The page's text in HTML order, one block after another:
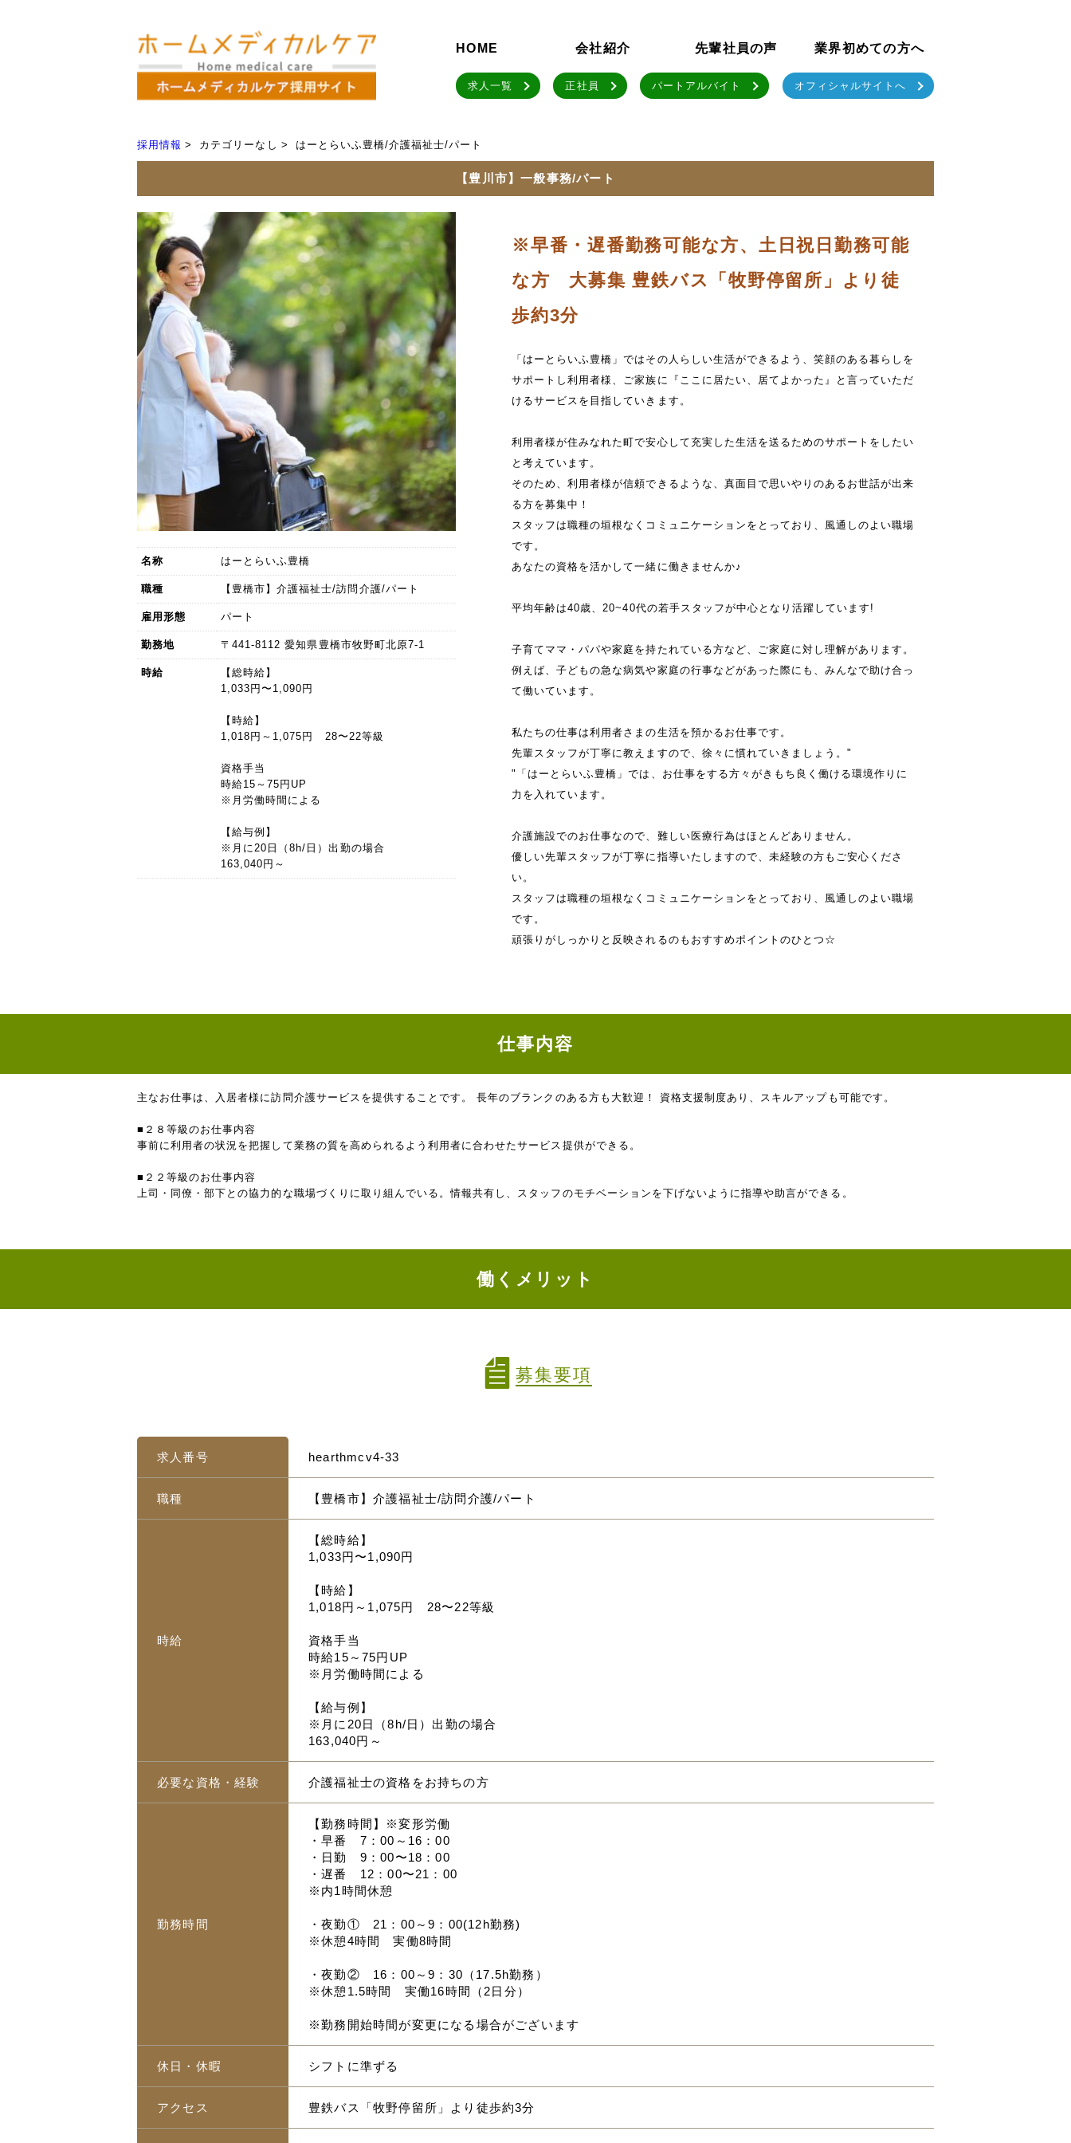
HOME 会社紹介 先輩社員の声 業界初めての方へ
求人一覧 正社員 パートアルバイト オフィシャルサイトへ
採用情報 カテゴリーなし はーとらいふ豊橋/介護福祉士/パート
【豊川市】一般事務/パート
名称 はーとらいふ豊橋
職種 【豊橋市】介護福祉士/訪問介護/パート
雇用形態 パート
勤務地 〒441-8112 愛知県豊橋市牧野町北原7-1
時給
【総時給】
1,033円〜1,090円
【時給】
1,018円～1,075円 28〜22等級
資格手当
時給15～75円UP
※月労働時間による
【給与例】
※月に20日（8h/日）出勤の場合
163,040円～
※早番・遅番勤務可能な方、土日祝日勤務可能
な方 大募集 豊鉄バス「牧野停留所」より徒
歩約3分
「はーとらいふ豊橋」ではその人らしい生活ができるよう、笑顔のある暮らしを
サポートし利用者様、ご家族に『ここに居たい、居てよかった』と言っていただ
けるサービスを目指していきます。
利用者様が住みなれた町で安心して充実した生活を送るためのサポートをしたい
と考えています。
そのため、利用者様が信頼できるような、真面目で思いやりのあるお世話が出来
る方を募集中！
スタッフは職種の垣根なくコミュニケーションをとっており、風通しのよい職場
です。
あなたの資格を活かして一緒に働きませんか♪
平均年齢は40歳、20~40代の若手スタッフが中心となり活躍しています!
子育てママ・パパや家庭を持たれている方など、ご家庭に対し理解があります。
例えば、子どもの急な病気や家庭の行事などがあった際にも、みんなで助け合っ
て働いています。
私たちの仕事は利用者さまの生活を預かるお仕事です。
先輩スタッフが丁寧に教えますので、徐々に慣れていきましょう。"
"「はーとらいふ豊橋」では、お仕事をする方々がきもち良く働ける環境作りに
力を入れています。
介護施設でのお仕事なので、難しい医療行為はほとんどありません。
優しい先輩スタッフが丁寧に指導いたしますので、未経験の方もご安心くださ
い。
スタッフは職種の垣根なくコミュニケーションをとっており、風通しのよい職場
です。
頑張りがしっかりと反映されるのもおすすめポイントのひとつ☆
仕事内容
主なお仕事は、入居者様に訪問介護サービスを提供することです。 長年のブランクのある方も大歓迎！ 資格支援制度あり、スキルアップも可能です。
■２８等級のお仕事内容
事前に利用者の状況を把握して業務の質を高められるよう利用者に合わせたサービス提供ができる。
■２２等級のお仕事内容
上司・同僚・部下との協力的な職場づくりに取り組んでいる。情報共有し、スタッフのモチベーションを下げないように指導や助言ができる。
働くメリット
募集要項
求人番号 hearthmcv4-33
職種 【豊橋市】介護福祉士/訪問介護/パート
時給
【総時給】
1,033円〜1,090円
【時給】
1,018円～1,075円 28〜22等級
資格手当
時給15～75円UP
※月労働時間による
【給与例】
※月に20日（8h/日）出勤の場合
163,040円～
必要な資格・経験 介護福祉士の資格をお持ちの方
勤務時間
【勤務時間】※変形労働
・早番 7：00～16：00
・日勤 9：00〜18：00
・遅番 12：00〜21：00
※内1時間休憩
・夜勤① 21：00～9：00(12h勤務)
※休憩4時間 実働8時間
・夜勤② 16：00～9：30（17.5h勤務）
※休憩1.5時間 実働16時間（2日分）
※勤務開始時間が変更になる場合がございます
休日・休暇 シフトに準ずる
アクセス 豊鉄バス「牧野停留所」より徒歩約3分